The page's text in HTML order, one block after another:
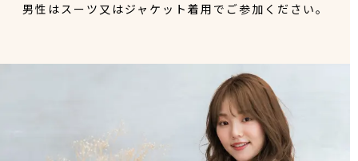
男性はスーツ又はジャケット着用でご参加ください。